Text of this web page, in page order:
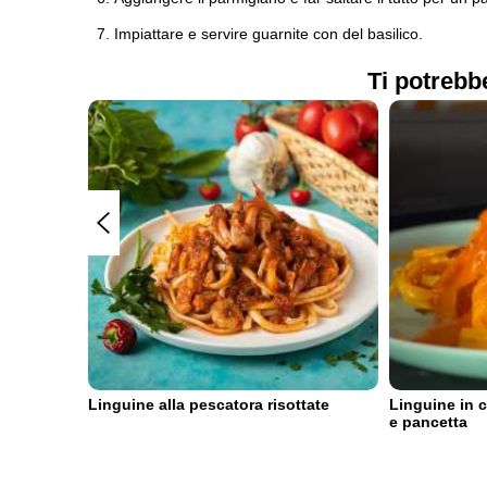
Impiattare e servire guarnite con del basilico.
Ti
Linguine alla pescatora risottate
Linguine in
e pancetta